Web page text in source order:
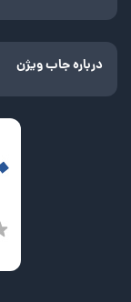
درباره جاب ویژن